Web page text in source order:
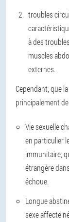
troubles
à des
muscles
externes.
Cependant, que
principalement
Vie sexuelle
en particulier
immunitaire,
étrangère
échoue.
Longue
sexe affecte